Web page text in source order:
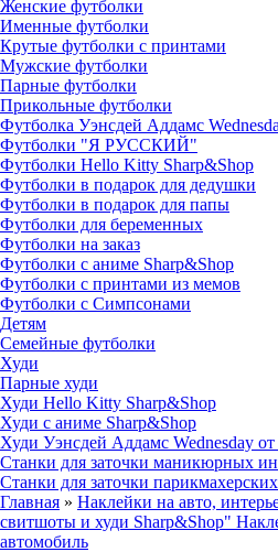
Женские футболки
Именные футболки
Крутые футболки с принтами
Мужские футболки
Парные футболки
Прикольные футболки
Футболка Уэнсдей Аддамс
Футболки "Я РУССКИЙ"
Футболки Hello Kitty Sharp&Shop
Футболки в подарок для дедушки
Футболки в подарок для папы
Футболки для беременных
Футболки на заказ
Футболки с аниме Sharp&Shop
Футболки с принтами из мемов
Футболки с Симпсонами
Детям
Семейные футболки
Худи
Парные худи
Худи Hello Kitty Sharp&Shop
Худи с аниме Sharp&Shop
Худи Уэнсдей Аддамс Wednesday
Станки для заточки маникюрных
Станки для заточки
Главная » Наклейки на авто,
свитшоты и худи Sharp&Shop"
автомобиль